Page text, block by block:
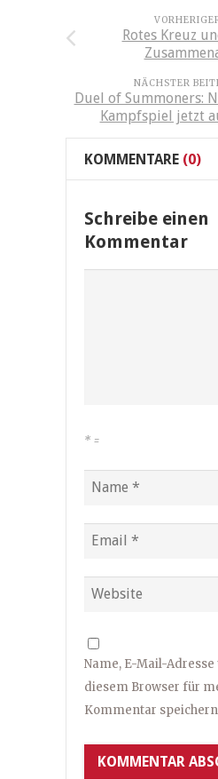
Rotes Kreuz
NÄCHSTER
Duel of Summoners:
Kampfspiel jetzt
KOMMENTARE (0)
Schreibe einen
Kommentar
* =
Name, E-Mail-
diesem Browser für
Kommentar